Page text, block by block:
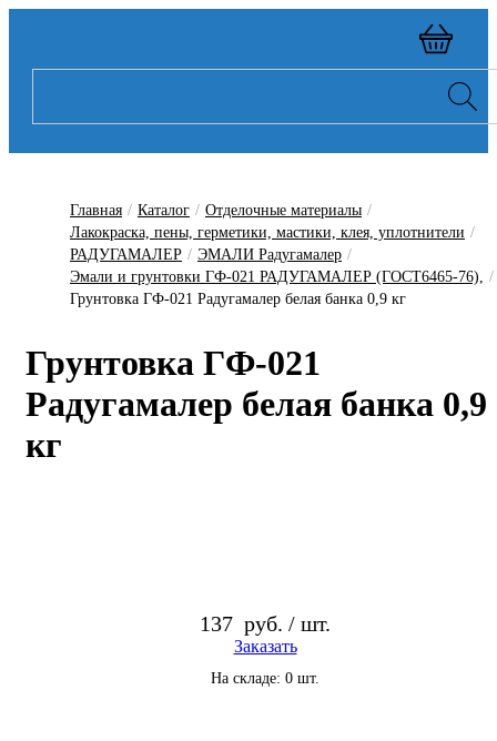
Главная / Каталог / Отделочные материалы /
Лакокраска, пены, герметики, мастики, клея, уплотнители /
РАДУГАМАЛЕР / ЭМАЛИ Радугамалер /
Эмали и грунтовки ГФ-021 РАДУГАМАЛЕР (ГОСТ6465-76), /
Грунтовка ГФ-021 Радугамалер белая банка 0,9 кг
Грунтовка ГФ-021
Радугамалер белая банка 0,9
кг
137 руб. / шт.
Заказать
На складе: 0 шт.